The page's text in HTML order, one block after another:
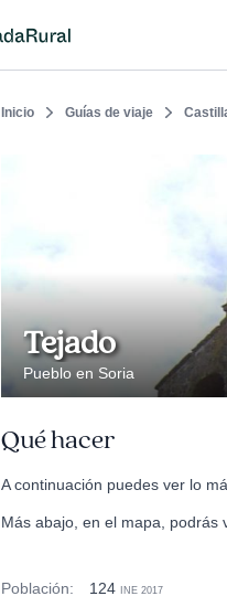
Inicio Guías de viaje
Tejado
Pueblo en Soria
Qué hacer
A continuación puedes ver lo
Más abajo, en el mapa, podrás
Población: 124 INE 2017